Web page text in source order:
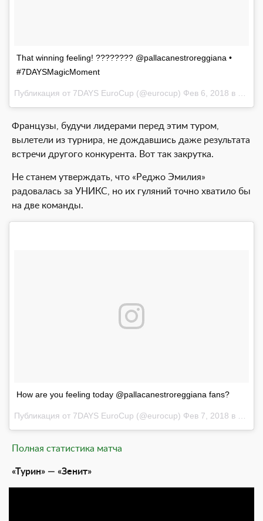
That winning feeling! ???????? @pallacanestroreggiana •
#7DAYSMagicMoment
Публикация от 7DAYS EuroCup (@eurocup) Фев 6, 2018 в 1:41 PST
Французы, будучи лидерами перед этим туром,
вылетели из турнира, не дождавшись даже результата
встречи другого конкурента. Вот так закрутка.
Не станем утверждать, что «Реджо Эмилия»
радовалась за УНИКС, но их гуляний точно хватило бы
на две команды.
How are you feeling today @pallacanestroreggiana fans?
Публикация от 7DAYS EuroCup (@eurocup) Фев 7, 2018 в 4:12 PST
Полная статистика матча
«Турин» — «Зенит»